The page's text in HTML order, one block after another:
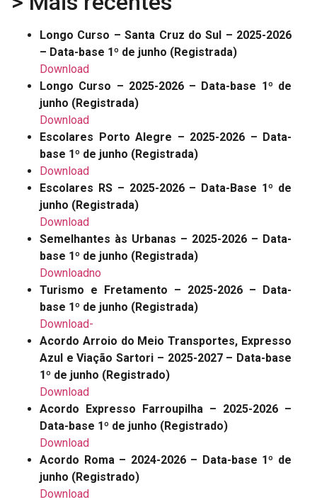
Longo Curso – Santa Cruz do Sul – 2025-2026
– Data-base 1º de junho (Registrada)
Download
Longo Curso – 2025-2026 – Data-base 1º de
junho (Registrada)
Download
Escolares Porto Alegre – 2025-2026 – Data-
base 1º de junho (Registrada)
Download
Escolares RS – 2025-2026 – Data-Base 1º de
junho (Registrada)
Download
Semelhantes às Urbanas – 2025-2026 – Data-
base 1º de junho (Registrada)
Downloadno
Turismo e Fretamento – 2025-2026 – Data-
base 1º de junho (Registrada)
Download-
Acordo Arroio do Meio Transportes, Expresso
Azul e Viação Sartori – 2025-2027 – Data-base
1º de junho (Registrado)
Download
Acordo Expresso Farroupilha – 2025-2026 –
Data-base 1º de junho (Registrado)
Download
Acordo Roma – 2024-2026 – Data-base 1º de
junho (Registrado)
Download